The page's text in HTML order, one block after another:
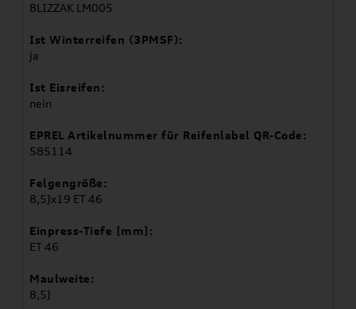
BLIZZAK LM005
Ist Winterreifen (3PMSF):
ja
Ist Eisreifen:
nein
EPREL Artikelnummer für Reifenlabel QR-Code:
585114
Felgengröße:
8,5Jx19 ET 46
Einpress-Tiefe [mm]:
ET 46
Maulweite:
8,5J